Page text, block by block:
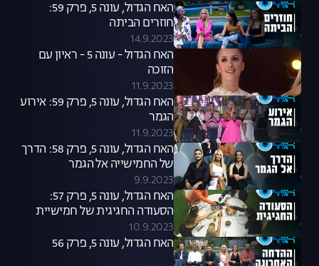
האח הגדול, עונה 5, פרק 59:
חוזרים הביתה
14.9.2023
האח הגדול - עונה 5 - ראיון עם
הזוכה
11.9.2023
האח הגדול, עונה 5, פרק 59: אירוע
הגמר
11.9.2023
האח הגדול, עונה 5, פרק 58: הדרך
של החמישייה אל הגמר
9.9.2023
האח הגדול, עונה 5, פרק 57:
הסעודה החגיגית של חמישיית
הגמר
10.9.2023
האח הגדול, עונה 5, פרק 56